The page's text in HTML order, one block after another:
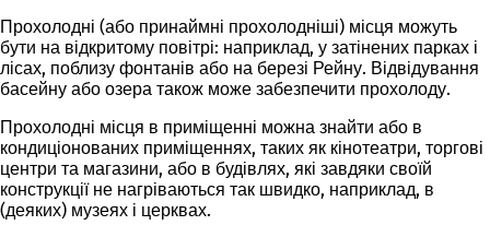
Прохолодні (або принаймні прохолодніші) місця можуть
бути на відкритому повітрі: наприклад, у затінених парках і
лісах, поблизу фонтанів або на березі Рейну. Відвідування
басейну або озера також може забезпечити прохолоду.
Прохолодні місця в приміщенні можна знайти або в
кондиціонованих приміщеннях, таких як кінотеатри, торгові
центри та магазини, або в будівлях, які завдяки своїй
конструкції не нагріваються так швидко, наприклад, в
(деяких) музеях і церквах.